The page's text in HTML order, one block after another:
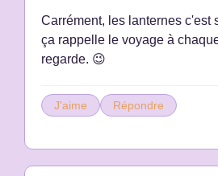
Carrément, les lanternes c'est
ça rappelle le voyage à
regarde. 😉
J'aime Répondre